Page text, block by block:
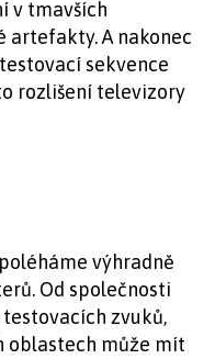
v tmavších
artefakty. A nakonec
sekvence
rozlišení televizory
výhradně
Od společnosti
zvuků,
oblastech může mít